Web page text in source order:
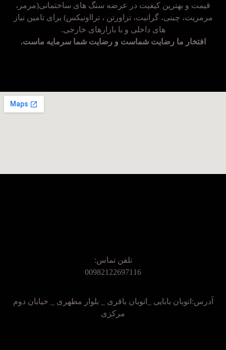
قیمت و بهترین کیفیت در عرضه سنگ های ساختمانی(مرمر،
مرمریت، چینی، گرانیت، تراورتن ، ترااونیکس) برای تامین نیاز
های داخلی و با بازارهای خارجی.
افتخار ما رضایت شماست و رضایت شما سرمایه ماست.
تلفن تماس:
00982122697116
آدرس:اتوبان بابایی _اتوبان باقری _ بلوار مطهری _ خیابان دوم
مرکزی